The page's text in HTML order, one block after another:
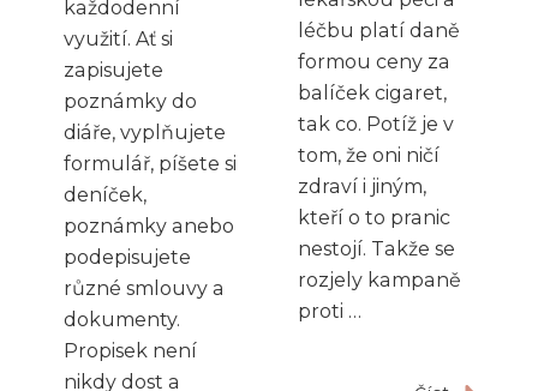
každodenní
využití. Ať si
zapisujete
poznámky do
diáře, vyplňujete
formulář, píšete si
deníček,
poznámky anebo
podepisujete
různé smlouvy a
dokumenty.
Propisek není
nikdy dost a
léčbu platí daně
formou ceny za
balíček cigaret,
tak co. Potíž je v
tom, že oni ničí
zdraví i jiným,
kteří o to pranic
nestojí. Takže se
rozjely kampaně
proti …